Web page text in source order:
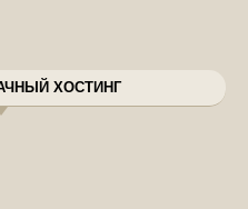
ХОСТИНГ